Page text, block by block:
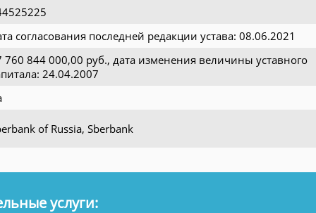
согласования последней редакции устава: 08.06.2021
760 844 000,00 руб., дата изменения величины уставного
24.04.2007
of Russia, Sberbank
услуги: